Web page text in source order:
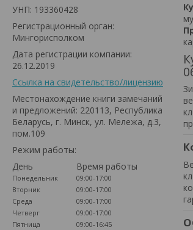
УНП: 193360428
Регистрационный орган:
Мингорисполком
Дата регистрации компании:
26.12.2019
Ссылка на свидетельство/лицензию
Местонахождение книги замечаний
и предложений: 220113, Республика
Беларусь, г. Минск, ул. Мележа, д.3,
пом.109
Режим работы:
День
Время работы
Понедельник
09:00-17:00
Вторник
09:00-17:00
Среда
09:00-17:00
Четверг
09:00-17:00
Пятница
09:00-16:45